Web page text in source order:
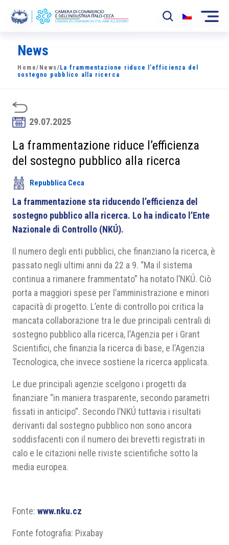
La Camera
News
Sviluppo Mercato
Soci
Partner
Progetti
Area riservata
News
Home/ News/ La frammentazione riduce l’efficienza del
sostegno pubblico alla ricerca
29.07.2025
La frammentazione riduce l’efficienza
del sostegno pubblico alla ricerca
Repubblica Ceca
La frammentazione sta riducendo l’efficienza del
sostegno pubblico alla ricerca. Lo ha indicato l’Ente
Nazionale di Controllo (NKÚ).
Il numero degli enti pubblici, che finanziano la ricerca, è
passato negli ultimi anni da 22 a 9. “Ma il sistema
continua a rimanere frammentato” ha notato l’NKÚ. Ciò
porta a maggiori spese per l’amministrazione e minori
capacità di progetto. L’ente di controllo poi critica la
mancata collaborazione tra le due principali centrali di
sostegno pubblico alla ricerca, l’Agenzia per i Grant
Scientifici, che finanzia la ricerca di base, e l’Agenzia
Tecnologica, che invece sostiene la ricerca applicata.
Le due principali agenzie scelgono i progetti da
finanziare “in maniera trasparente, secondo parametri
fissati in anticipo”. Secondo l’NKÚ tuttavia i risultati
derivanti dal sostegno pubblico non sono ancora
soddisfacenti con il numero dei brevetti registrati in
calo e le citazioni nelle riviste scientifiche sotto la
media europea.
Fonte: www.nku.cz
Fonte fotografia: Pixabay